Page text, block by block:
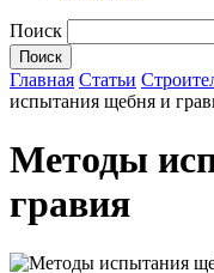
Поиск
Главная Статьи
испытания щебня и
Методы
гравия